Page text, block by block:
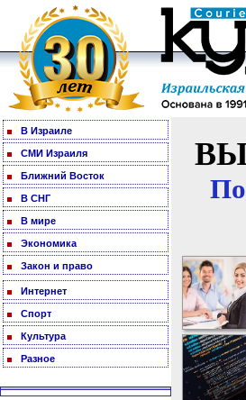
В Израиле
СМИ Израиля
Ближний Восток
В СНГ
В мире
Экономика
Закон и право
Интернет
Спорт
Культура
Разное